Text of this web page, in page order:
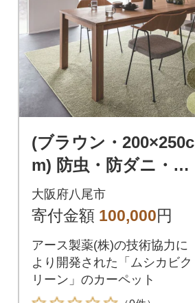
(ブラウン・200×250c
m) 防虫・防ダニ・防
カビ・抗菌のマルチ
機能無地ラグ(H146)
大阪府八尾市
寄付金額 100,000円
アース製薬(株)の技術協力に
より開発された「ムシカビク
リーン」のカーペット